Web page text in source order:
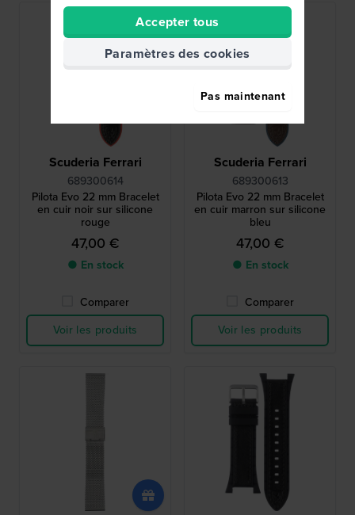
Scuderia Ferrari
689300614
Pilota Evo 22 mm Bracelet
en cuir noir sur silicone
rouge
47,00 €
● En stock
Comparer
Voir les produits
Scuderia Ferrari
689300613
Pilota Evo 22 mm Bracelet
en cuir marron sur silicone
bleu
47,00 €
● En stock
Comparer
Voir les produits
Accepter tous
Paramètres des cookies
Pas maintenant